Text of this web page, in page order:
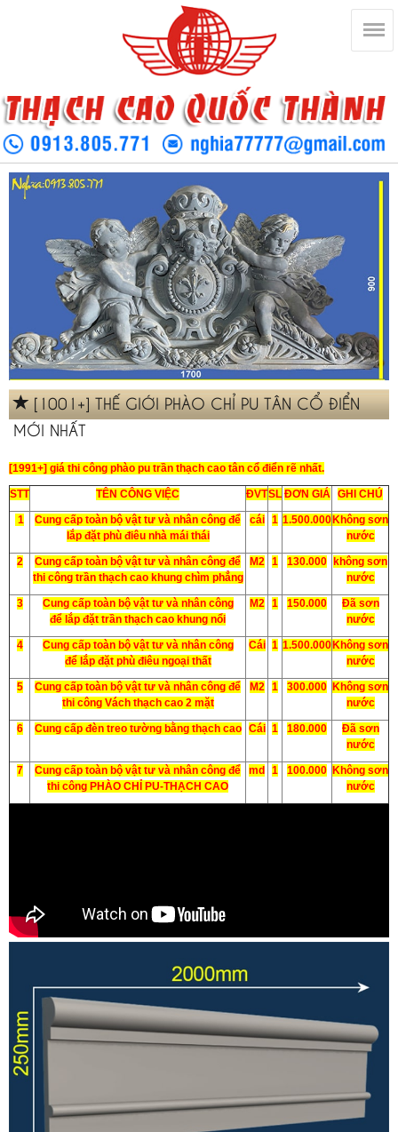
[1001+] THẾ GIỚI PHÀO CHỈ PU TÂN CỔ ĐIỂN
MỚI NHẤT
[1991+] giá thi công phào pu trần thạch cao tân cổ điển rẽ nhất.
STT TÊN CÔNG VIỆC ĐVTSL ĐƠN GIÁ GHI CHÚ
1
Cung cấp toàn bộ vật tư và nhân công để
lắp đặt phù điêu nhà mái thái
cái 1 1.500.000Không sơn
nước
2
Cung cấp toàn bộ vật tư và nhân công để
thi công trần thạch cao khung chìm phẳng
M2 1 130.000 không sơn
nước
3
Cung cấp toàn bộ vật tư và nhân công
để lắp đặt trần thạch cao khung nổi
M2 1 150.000
Đã sơn
nước
4
Cung cấp toàn bộ vật tư và nhân công
để lắp đặt phù điêu ngoại thất
Cái 1 1.500.000Không sơn
nước
5
Cung cấp toàn bộ vật tư và nhân công để
thi công Vách thạch cao 2 mặt
M2 1 300.000 Không sơn
nước
6 Cung cấp đèn treo tường bằng thạch cao Cái 1 180.000
Đã sơn
nước
7
Cung cấp toàn bộ vật tư và nhân công để
thi công PHÀO CHỈ PU-THẠCH CAO
md 1 100.000 Không sơn
nước